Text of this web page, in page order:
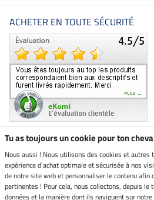
ACHETER EN TOUTE SÉCURITÉ
Boutique climatiquement
neutre
Livraison par
Tu as toujours un cookie pour ton
Nous aussi ! Nous utilisons des cookies et autres
expérience d'achat optimale et sécurisée à nos
de notre site web et personnaliser le contenu afin
pertinentes ! Pour cela, nous collectons, depuis
données et la manière dont ils naviguent sur